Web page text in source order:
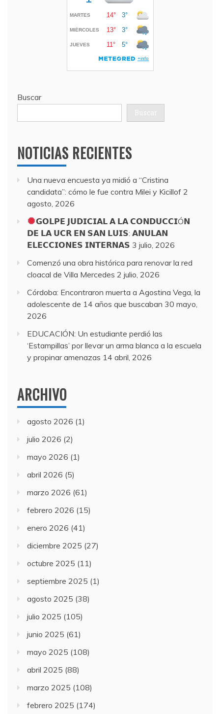
Buscar
Buscar
NOTICIAS RECIENTES
Una nueva encuesta ya midió a “Cristina
candidata”: cómo le fue contra Milei y Kicillof 2
agosto, 2026
𝗚𝗢𝗟𝗣𝗘 𝗝𝗨𝗗𝗜𝗖𝗜𝗔𝗟 𝗔 𝗟𝗔 𝗖𝗢𝗡𝗗𝗨𝗖𝗖𝗜Ó𝗡
𝗗𝗘 𝗟𝗔 𝗨𝗖𝗥 𝗘𝗡 𝗦𝗔𝗡 𝗟𝗨𝗜𝗦: 𝗔𝗡𝗨𝗟𝗔𝗡
𝗘𝗟𝗘𝗖𝗖𝗜𝗢𝗡𝗘𝗦 𝗜𝗡𝗧𝗘𝗥𝗡𝗔𝗦 3 julio, 2026
Comenzó una obra histórica para renovar la red
cloacal de Villa Mercedes 2 julio, 2026
Córdoba: Encontraron muerta a Agostina Vega, la
adolescente de 14 años que buscaban 30 mayo,
2026
EDUCACIÓN: Un estudiante perdió las
‘Estampillas’ por llevar un arma blanca a la escuela
y propinar amenazas 14 abril, 2026
ARCHIVO
agosto 2026 (1)
julio 2026 (2)
mayo 2026 (1)
abril 2026 (5)
marzo 2026 (61)
febrero 2026 (15)
enero 2026 (41)
diciembre 2025 (27)
octubre 2025 (11)
septiembre 2025 (1)
agosto 2025 (38)
julio 2025 (105)
junio 2025 (61)
mayo 2025 (108)
abril 2025 (88)
marzo 2025 (108)
febrero 2025 (174)